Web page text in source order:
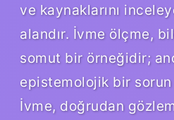
ve kaynaklarını
alandır. İvme ölçme,
somut bir örneğidir;
epistemolojik bir sorun
İvme, doğrudan